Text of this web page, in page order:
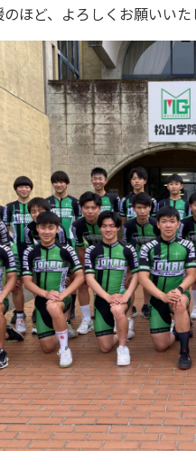
ほど、よろしくお願いいた